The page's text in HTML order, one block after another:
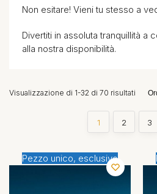
Non esitare! Vieni tu stesso a
Divertiti in assoluta tranquillità a
alla nostra disponibilità.
Visualizzazione di 1-32 di 70 risultati
1 2 3
Pezzo unico, esclusivo